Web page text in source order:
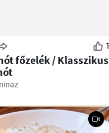
1
főzelék / Klasszikus